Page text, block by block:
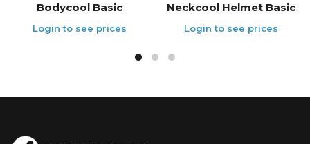
Bodycool Basic Neckcool Helmet Basic